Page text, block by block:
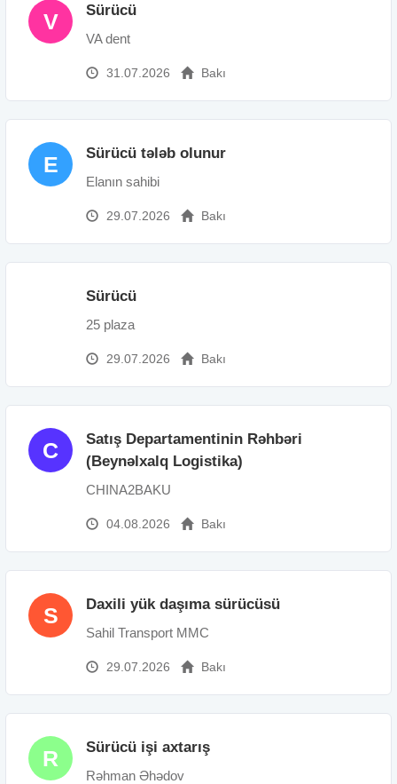
V Sürücü
VA dent
31.07.2026 Bakı
E Sürücü tələb olunur
Elanın sahibi
29.07.2026 Bakı
Sürücü
25 plaza
29.07.2026 Bakı
C
Satış Departamentinin Rəhbəri
(Beynəlxalq Logistika)
CHINA2BAKU
04.08.2026 Bakı
S Daxili yük daşıma sürücüsü
Sahil Transport MMC
29.07.2026 Bakı
R Sürücü işi axtarış
Rəhman Əhədov